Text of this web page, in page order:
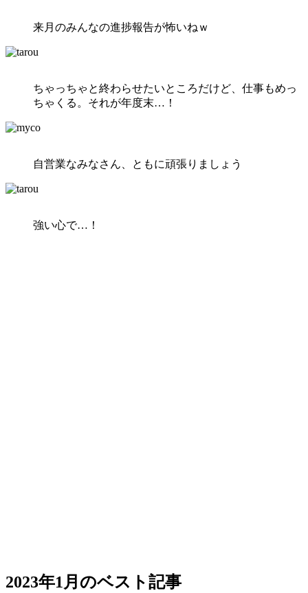
来月のみんなの進捗報告が怖いねｗ
ちゃっちゃと終わらせたいところだけど、仕事もめっ
ちゃくる。それが年度末…！
自営業なみなさん、ともに頑張りましょう
強い心で…！
2023年1月のベスト記事